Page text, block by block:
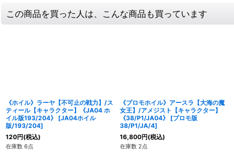
この商品を買った人は、こんな商品も買っています
《ホイル》ラーヤ【不可止の戦力】/ス
ティール【キャラクター】《JA04 ホ
イル版193/204》
[JA04ホイル
版/193/204]
120円(税込)
在庫数 6点
《プロモホイル》アースラ【大海の魔
女王】/アメジスト【キャラクター】
《38/P1/JA04》
[プロモ版
38/P1/JA/4]
16,800円(税込)
在庫数 2点